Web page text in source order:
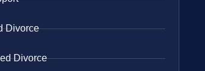
Divorce
Divorce